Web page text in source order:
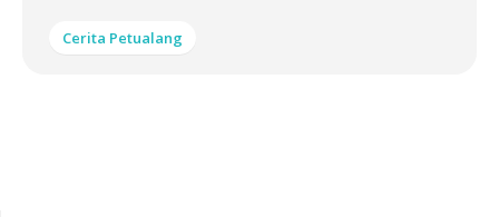
Cerita Petualang